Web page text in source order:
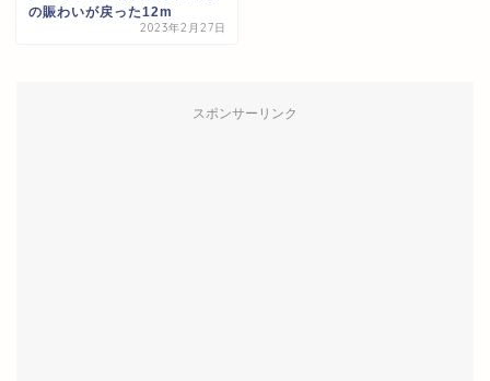
の賑わいが戻った12m
2023年2月27日
スポンサーリンク